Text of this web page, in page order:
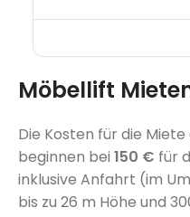
Möbellift
Die Kosten für die
beginnen bei 150 € für
inklusive Anfahrt (im
bis zu 26 m Höhe und